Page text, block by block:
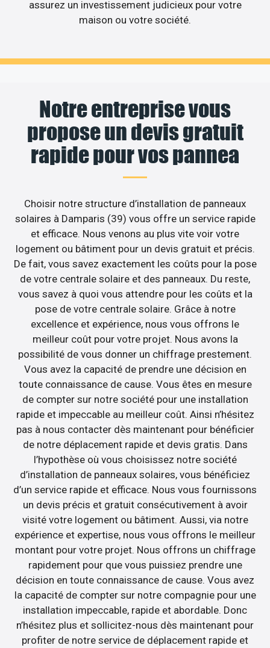
assurez un investissement judicieux pour votre
maison ou votre société.
Notre entreprise vous
propose un devis gratuit
rapide pour vos pannea
Choisir notre structure d’installation de panneaux
solaires à Damparis (39) vous offre un service rapide
et efficace. Nous venons au plus vite voir votre
logement ou bâtiment pour un devis gratuit et précis.
De fait, vous savez exactement les coûts pour la pose
de votre centrale solaire et des panneaux. Du reste,
vous savez à quoi vous attendre pour les coûts et la
pose de votre centrale solaire. Grâce à notre
excellence et expérience, nous vous offrons le
meilleur coût pour votre projet. Nous avons la
possibilité de vous donner un chiffrage prestement.
Vous avez la capacité de prendre une décision en
toute connaissance de cause. Vous êtes en mesure
de compter sur notre société pour une installation
rapide et impeccable au meilleur coût. Ainsi n’hésitez
pas à nous contacter dès maintenant pour bénéficier
de notre déplacement rapide et devis gratis. Dans
l’hypothèse où vous choisissez notre société
d’installation de panneaux solaires, vous bénéficiez
d’un service rapide et efficace. Nous vous fournissons
un devis précis et gratuit consécutivement à avoir
visité votre logement ou bâtiment. Aussi, via notre
expérience et expertise, nous vous offrons le meilleur
montant pour votre projet. Nous offrons un chiffrage
rapidement pour que vous puissiez prendre une
décision en toute connaissance de cause. Vous avez
la capacité de compter sur notre compagnie pour une
installation impeccable, rapide et abordable. Donc
n’hésitez plus et sollicitez-nous dès maintenant pour
profiter de notre service de déplacement rapide et